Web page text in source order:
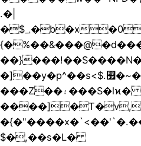
.�|
�$؀�b�x�0�E��H_�5i� [�q�
��}���!��S����N�
���Z��۽���S�lϰ�
$�,��s�L�